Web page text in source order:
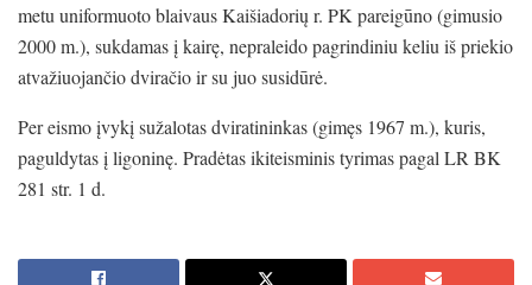
metu uniformuoto blaivaus Kaišiadorių r. PK pareigūno (gimusio
2000 m.), sukdamas į kairę, nepraleido pagrindiniu keliu iš priekio
atvažiuojančio dviračio ir su juo susidūrė.
Per eismo įvykį sužalotas dviratininkas (gimęs 1967 m.), kuris,
paguldytas į ligoninę. Pradėtas ikiteisminis tyrimas pagal LR BK
281 str. 1 d.